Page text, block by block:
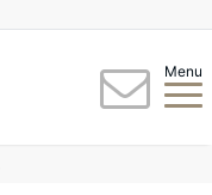
Menu